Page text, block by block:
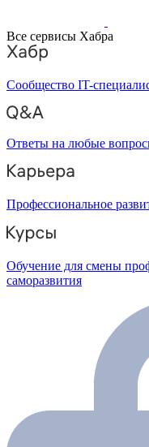
Все сервисы Хабра
Сообщество IT-
Ответы на любые
Профессиональное
Обучение для смены
саморазвития